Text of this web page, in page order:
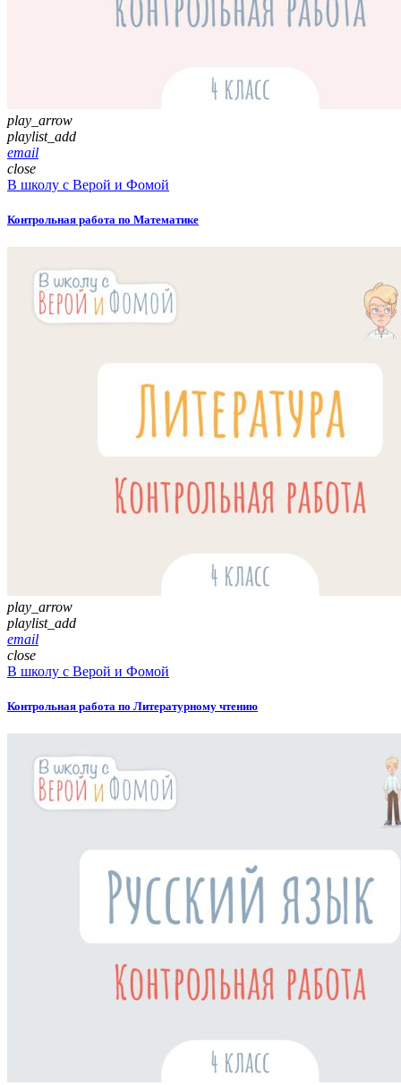
play_arrow
playlist_add
email
close
В школу с Верой и Фомой
Контрольная работа по Математике
play_arrow
playlist_add
email
close
В школу с Верой и Фомой
Контрольная работа по Литературному чтению